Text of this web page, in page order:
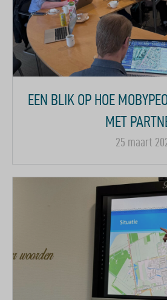
EEN BLIK OP HOE
MET
25 maart